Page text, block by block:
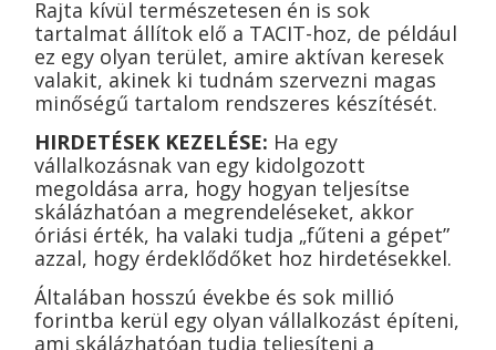
Rajta kívül természetesen én is sok
tartalmat állítok elő a TACIT-hoz, de például
ez egy olyan terület, amire aktívan keresek
valakit, akinek ki tudnám szervezni magas
minőségű tartalom rendszeres készítését.
HIRDETÉSEK KEZELÉSE: Ha egy
vállalkozásnak van egy kidolgozott
megoldása arra, hogy hogyan teljesítse
skálázhatóan a megrendeléseket, akkor
óriási érték, ha valaki tudja „fűteni a gépet”
azzal, hogy érdeklődőket hoz hirdetésekkel.
Általában hosszú évekbe és sok millió
forintba kerül egy olyan vállalkozást építeni,
ami skálázhatóan tudja teljesíteni a